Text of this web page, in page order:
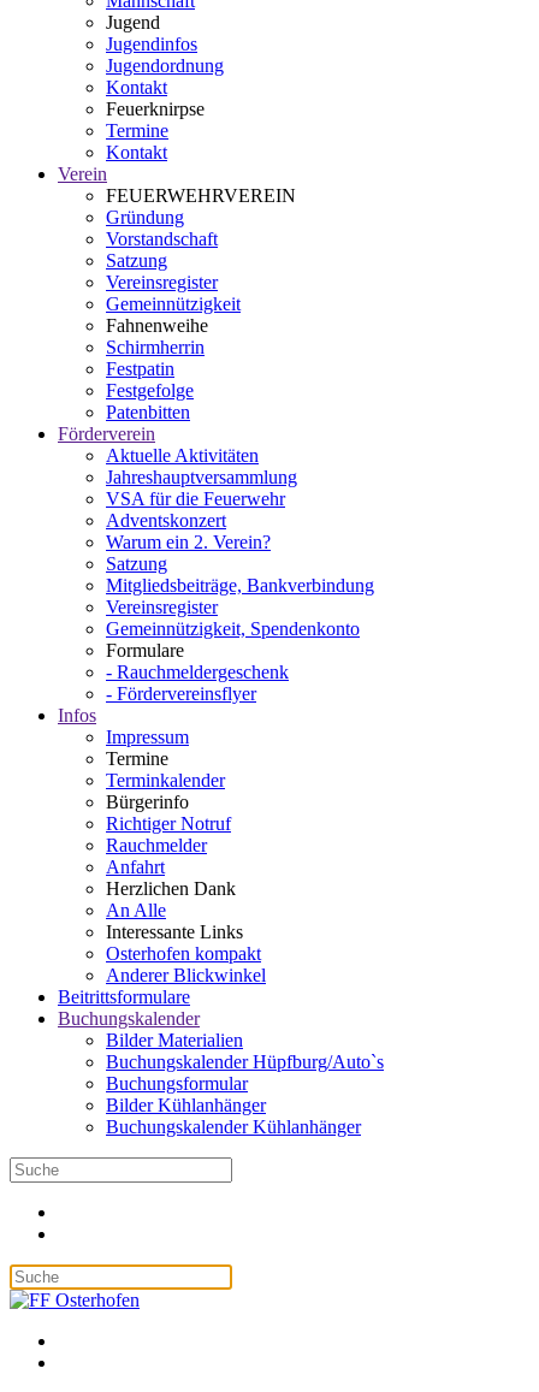
Jugend
Jugendinfos
Jugendordnung
Kontakt
Feuerknirpse
Termine
Kontakt
Verein
FEUERWEHRVEREIN
Gründung
Vorstandschaft
Satzung
Vereinsregister
Gemeinnützigkeit
Fahnenweihe
Schirmherrin
Festpatin
Festgefolge
Patenbitten
Förderverein
Aktuelle Aktivitäten
Jahreshauptversammlung
VSA für die Feuerwehr
Adventskonzert
Warum ein 2. Verein?
Satzung
Mitgliedsbeiträge, Bankverbindung
Vereinsregister
Gemeinnützigkeit, Spendenkonto
Formulare
- Rauchmeldergeschenk
- Fördervereinsflyer
Infos
Impressum
Termine
Terminkalender
Bürgerinfo
Richtiger Notruf
Rauchmelder
Anfahrt
Herzlichen Dank
An Alle
Interessante Links
Osterhofen kompakt
Anderer Blickwinkel
Beitrittsformulare
Buchungskalender
Bilder Materialien
Buchungskalender Hüpfburg/Auto`s
Buchungsformular
Bilder Kühlanhänger
Buchungskalender Kühlanhänger